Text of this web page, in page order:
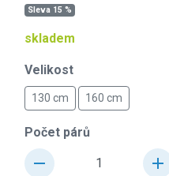
Sleva 15 %
skladem
Velikost
130 cm 160 cm
Počet párů
remove add